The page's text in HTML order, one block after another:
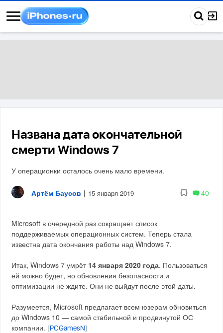
Названа дата окончательной
смерти Windows 7
У операционки осталось очень мало времени.
Артём Баусов | 15 января 2019 40
Microsoft в очередной раз сокращает список
поддерживаемых операционных систем. Теперь стала
известна дата окончания работы над Windows 7.
Итак, Windows 7 умрёт 14 января 2020 года. Пользоваться
ей можно будет, но обновления безопасности и
оптимизации не ждите. Они не выйдут после этой даты.
Разумеется, Microsoft предлагает всем юзерам обновиться
до Windows 10 — самой стабильной и продвинутой ОС
компании.
PCGamesN